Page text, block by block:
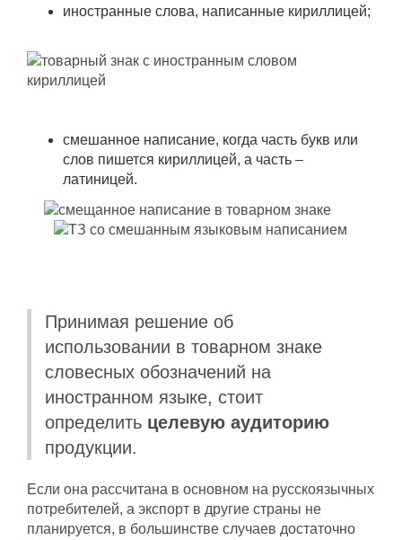
иностранные слова, написанные кириллицей;
смешанное написание, когда часть букв или
слов пишется кириллицей, а часть –
латиницей.
Принимая решение об
использовании в товарном знаке
словесных обозначений на
иностранном языке, стоит
определить целевую аудиторию
продукции.
Если она рассчитана в основном на русскоязычных
потребителей, а экспорт в другие страны не
планируется, в большинстве случаев достаточно